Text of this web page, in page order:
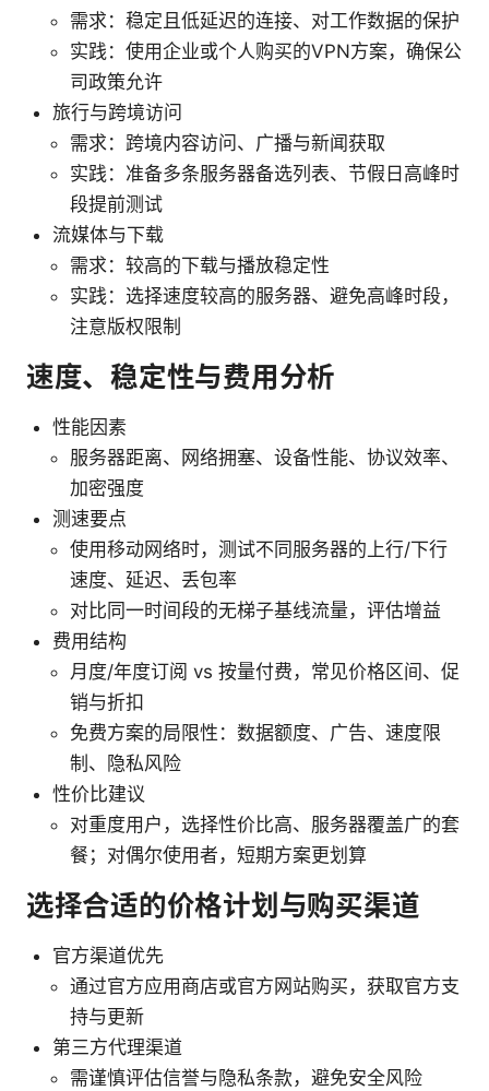
需求：稳定且低延迟的连接、对工作数据的保护
实践：使用企业或个人购买的VPN方案，确保公
司政策允许
旅行与跨境访问
需求：跨境内容访问、广播与新闻获取
实践：准备多条服务器备选列表、节假日高峰时
段提前测试
流媒体与下载
需求：较高的下载与播放稳定性
实践：选择速度较高的服务器、避免高峰时段，
注意版权限制
速度、稳定性与费用分析
性能因素
服务器距离、网络拥塞、设备性能、协议效率、
加密强度
测速要点
使用移动网络时，测试不同服务器的上行/下行
速度、延迟、丢包率
对比同一时间段的无梯子基线流量，评估增益
费用结构
月度/年度订阅 vs 按量付费，常见价格区间、促
销与折扣
免费方案的局限性：数据额度、广告、速度限
制、隐私风险
性价比建议
对重度用户，选择性价比高、服务器覆盖广的套
餐；对偶尔使用者，短期方案更划算
选择合适的价格计划与购买渠道
官方渠道优先
通过官方应用商店或官方网站购买，获取官方支
持与更新
第三方代理渠道
需谨慎评估信誉与隐私条款，避免安全风险